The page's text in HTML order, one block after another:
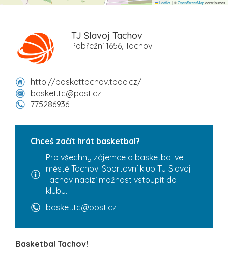
Leaflet|©OpenStreetMapcontributors
TJ Slavoj Tachov
Pobřežní 1656, Tachov
http://baskettachov.tode.cz/
basket.tc@post.cz
775286936
Chceš začít hrát basketbal?
Pro všechny zájemce o basketbal ve
městě Tachov. Sportovní klub TJ Slavoj
Tachov nabízí možnost vstoupit do
klubu.
basket.tc@post.cz
Basketbal Tachov!